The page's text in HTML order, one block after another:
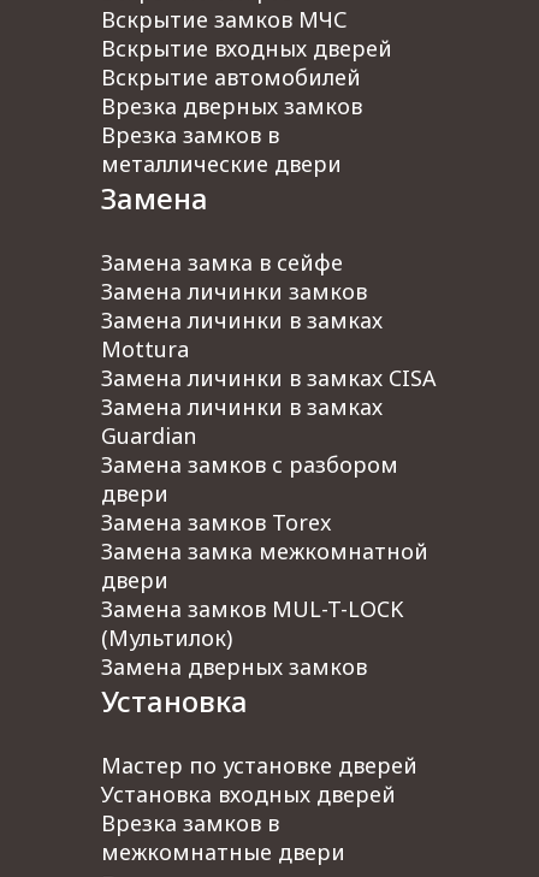
Киевская
Парк культуры
Октябрьская
Серпуховская
Таганская
Курская
Комсомольская
Чертановская
Народное ополчение
Щелковская
Медведково
Новогиреево
Борисово
Улица Академика Янгеля
Тропарево
Озерная
Планерная
Ховрино
Водный стадион
Крылатское
Строгино
Орехово
Лианозово
Алтуфьево
Петровско-Разумовская
Дмитровская
Аминьевская
Проспект Вернадского
Вскрытие замков МЧС
Вскрытие входных дверей
Вскрытие автомобилей
Врезка дверных замков
Врезка замков в
металлические двери
Замена
Замена замка в сейфе
Замена личинки замков
Замена личинки в замках
Mottura
Замена личинки в замках CISA
Замена личинки в замках
Guardian
Замена замков с разбором
двери
Замена замков Torex
Замена замка межкомнатной
двери
Замена замков MUL-T-LOCK
(Мультилок)
Замена дверных замков
Установка
Мастер по установке дверей
Установка входных дверей
Врезка замков в
межкомнатные двери